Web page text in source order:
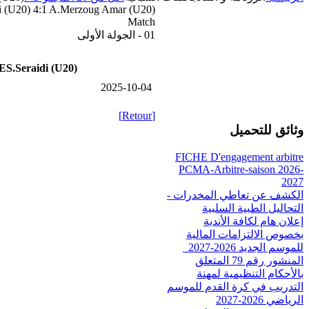
(U20) 4:1 A.Merzoug Amar (U20)
Match
01 - الجولة الأولى
(U20)
2025-10-04
[Retour]
وثائق للتحميل
FICHE D'engagement arbitre
PCMA-Arbitre-saison 2026-
2027
الكشف عن تعاطي المخدرات -
التحاليل الطبية السلبية
إعلان هام لكافة الأندية
بخصوص الالتزامات المالية
للموسم الجديد 2026-2027_
المنشور رقم 79 المتعلق
بالأحكام التنظيمية لمهنة
التدريب في كرة القدم للموسم
الرياضي 2026-2027